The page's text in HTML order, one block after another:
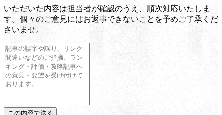
いただいた内容は担当者が確認のうえ、順次対応いたしま
す。個々のご意見にはお返事できないことを予めご了承くだ
さいませ。